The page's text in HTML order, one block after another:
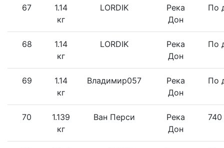
67
1.14
кг
LORDIK
Река
Дон
По
68
1.14
кг
LORDIK
Река
Дон
По
69
1.14
кг
Владимир057
Река
Дон
По
70
1.139
кг
Ван Перси
Река
Дон